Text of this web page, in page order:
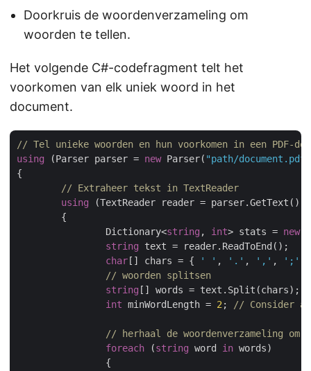
Doorkruis de woordenverzameling om
woorden te tellen.
Het volgende C#-codefragment telt het
voorkomen van elk uniek woord in het
document.
// Tel unieke woorden en hun voorkomen in een PDF-
using (Parser parser = new Parser( "path/document.pdf"
{
// Extraheer tekst in TextReader
using (TextReader reader = parser.GetText())
		Dictionary<
string , int> stats = new
string text = reader.ReadToEnd();
char [] chars = { ' ' , '.' , ',' , ';'
// woorden splitsen
string [] words = text.Split(chars);
int minWordLength = 2 ; // Consider a
// herhaal de woordenverzameling
foreach (string word in words)